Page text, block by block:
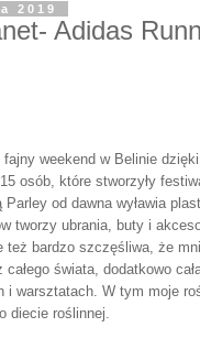
2019
Adidas
weekend w Belinie dzięki
osób, które stworzyły
od dawna wyławia
tworzy ubrania, buty i
też bardzo szczęśliwa, że
świata, dodatkowo
i warsztatach. W tym moje
diecie roślinnej.